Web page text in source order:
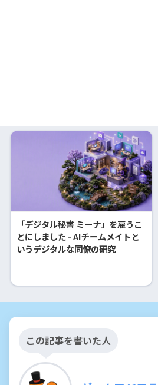
「デジタル秘書 ミーナ」を雇うこ
とにしました - AIチームメイトと
いうデジタルな同僚の研究
この記事を書いた人